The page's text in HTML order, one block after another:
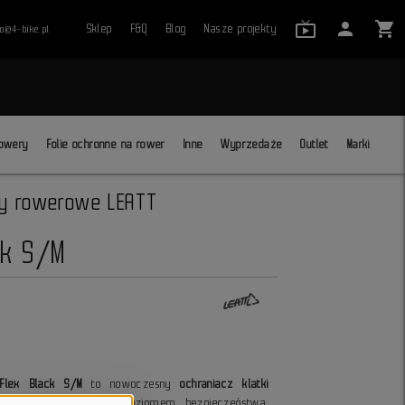
bike.pl Sklep F&Q Blog Nasze projekty live_tv_24
person shopping_cart
Folie ochronne na rower Inne Wyprzedaże Outlet Marki
rowerowe LEATT
S/M
Black S/M to nowoczesnyochraniacz klatki
lekkość z wysokim poziomem bezpieczeństwa.